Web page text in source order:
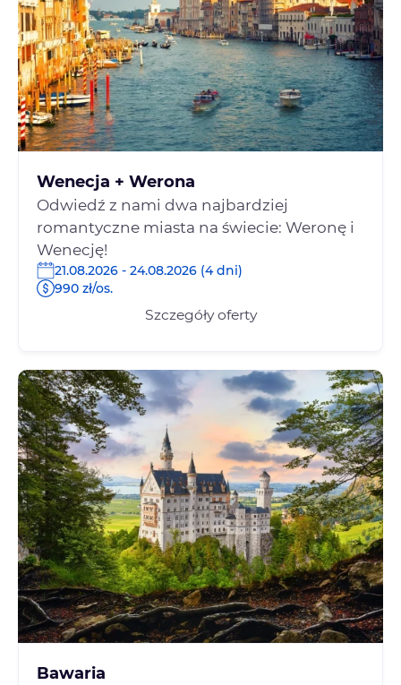
Wenecja + Werona
Odwiedź z nami dwa najbardziej
romantyczne miasta na świecie: Weronę i
Wenecję!
21.08.2026 - 24.08.2026 (4 dni)
990 zł/os.
Szczegóły oferty
Bawaria